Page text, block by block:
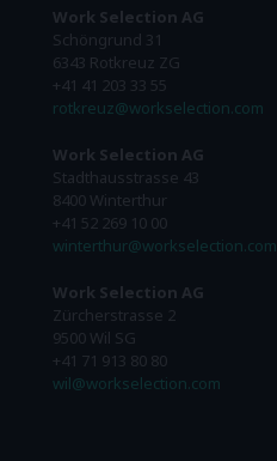
Work Selection AG
Schöngrund 31
6343 Rotkreuz ZG
+41 41 203 33 55
rotkreuz@workselection.com
Work Selection AG
Stadthausstrasse 43
8400 Winterthur
+41 52 269 10 00
winterthur@workselection.com
Work Selection AG
Zürcherstrasse 2
9500 Wil SG
+41 71 913 80 80
wil@workselection.com